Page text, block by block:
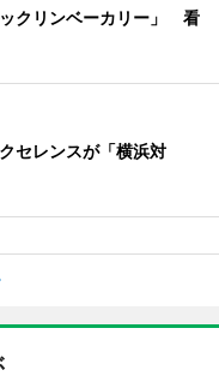
クリンベーカリー」 看
セレンスが「横浜対